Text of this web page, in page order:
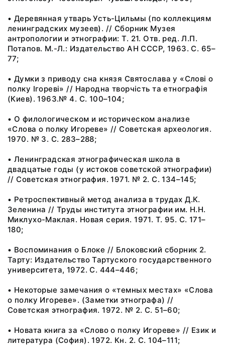
• Деревянная утварь Усть-Цильмы (по коллекциям
ленинградских музеев). // Сборник Музея
антропологии и этнографии: Т. 21. Отв. ред. Л.П.
Потапов. М.-Л.: Издательство АН СССР, 1963. С. 65–
77;
• Думки з приводу сна князя Святослава у «Словi о
полку Iгоревi» // Народна творчiсть та етнографiя
(Киев). 1963.№ 4. С. 100–104;
• О филологическом и историческом анализе
«Слова о полку Игореве» // Советская археология.
1970. № 3. С. 283–288;
• Ленинградская этнографическая школа в
двадцатые годы (у истоков советской этнографии)
// Советская этнография. 1971. № 2. С. 134–145;
• Ретроспективный метод анализа в трудах Д.К.
Зеленина // Труды института этнографии им. Н.Н.
Миклухо-Маклая. Новая серия. 1971. Т. 95. С. 171–
180;
• Воспоминания о Блоке // Блоковский сборник 2.
Тарту: Издательство Тартуского государственного
университета, 1972. С. 444–446;
• Некоторые замечания о «темных местах» «Слова
о полку Игореве». (Заметки этнографа) //
Советская этнография. 1972. № 2. С. 51–60;
• Новата книга за «Слово о полку Игореве» // Език и
литература (София). 1972. Кн. 2. С. 104–111;